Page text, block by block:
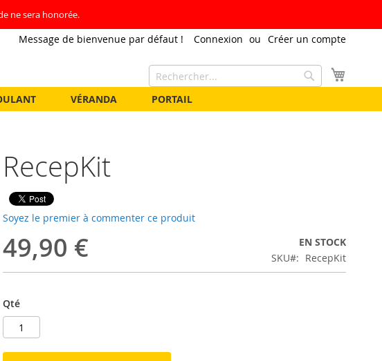
ne sera honorée.
Message de bienvenue par défaut ! Connexion Créer un compte
Rechercher
VÉRANDA PORTAIL
RecepKit
Soyez le premier à commenter ce produit
49,90 €
EN STOCK
SKU
RecepKit
Qté